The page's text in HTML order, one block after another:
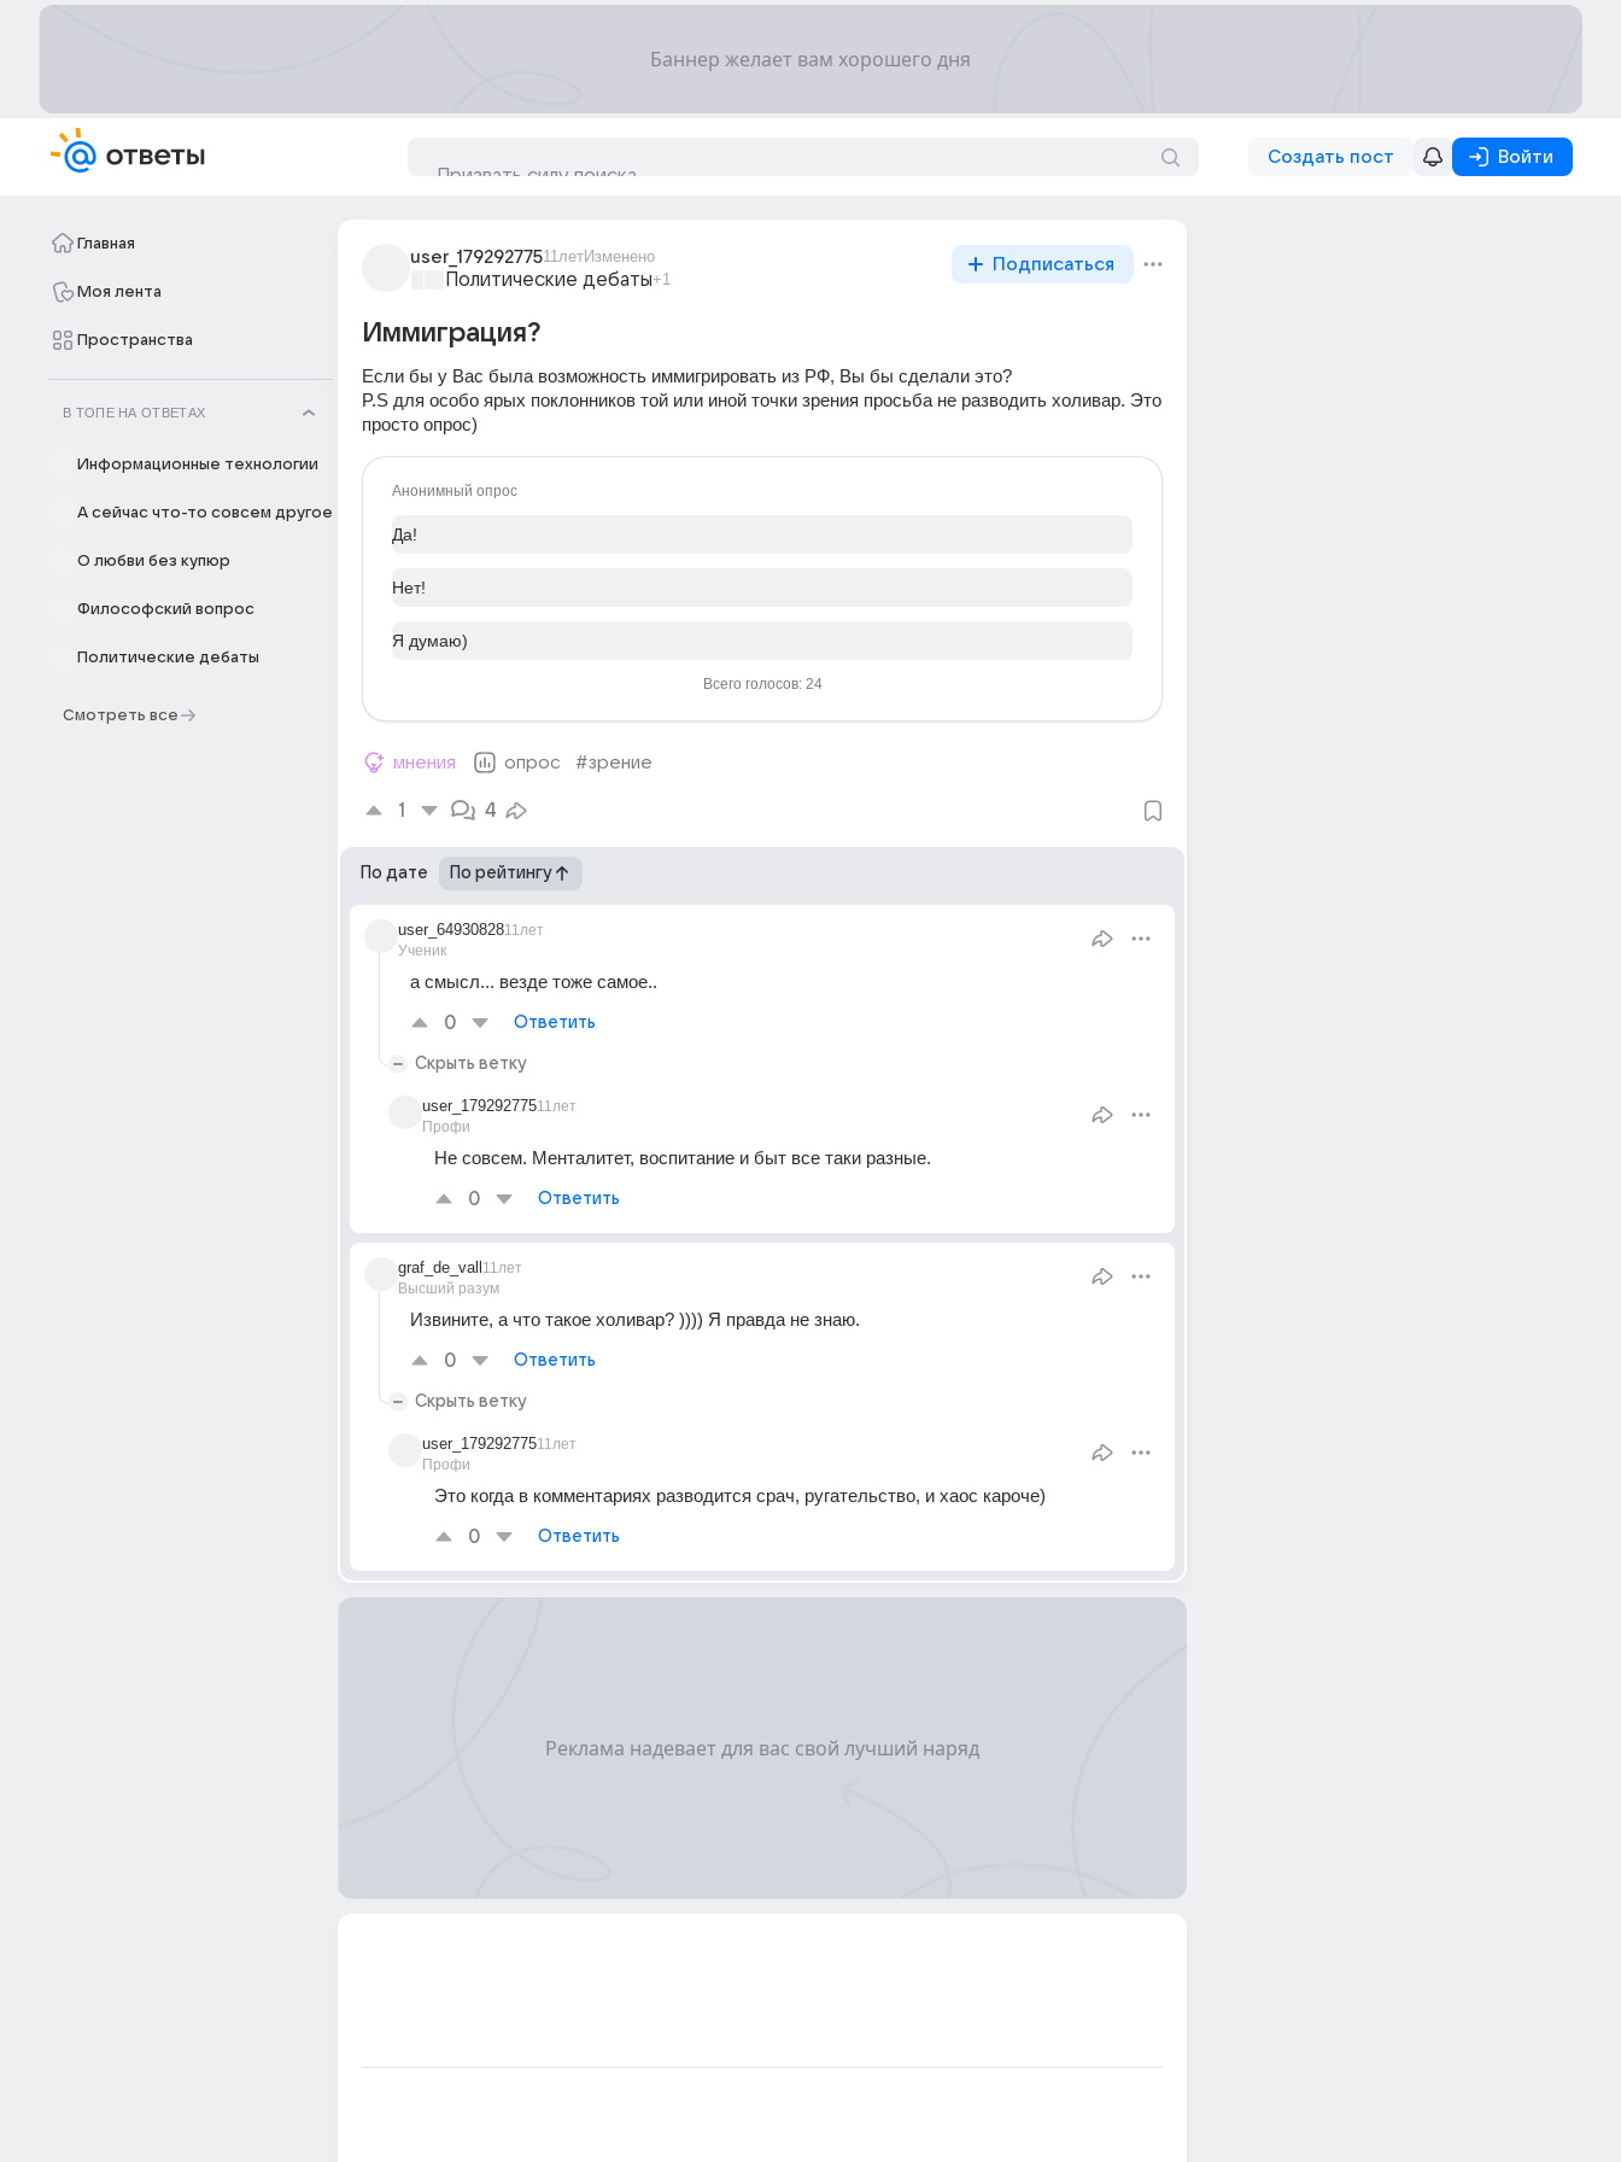
Создать пост Войти
Главная
Моя лента
Пространства
В ТОПЕ НА ОТВЕТАХ
Информационные технологии
А сейчас что-то совсем другое
О любви без купюр
Философский вопрос
Политические дебаты
Смотреть все
user_17929277511летИзменено
Политические дебаты+1
Подписаться
Иммиграция?
Если бы у Вас была возможность иммигрировать из РФ, Вы бы сделали это?
P.S для особо ярых поклонников той или иной точки зрения просьба не разводить холивар. Это
просто опрос)
Анонимный опрос
Да!
Нет!
Я думаю)
Всего голосов: 24
мнения опрос #зрение
1 4
По дате По рейтингу
user_64930828
Ученик
11лет
а смысл... везде тоже самое..
0 Ответить
Скрыть ветку
user_179292775
Профи
11лет
Не совсем. Менталитет, воспитание и быт все таки разные.
0 Ответить
graf_de_vall
Высший разум
11лет
Извините, а что такое холивар? )))) Я правда не знаю.
0 Ответить
Скрыть ветку
user_179292775
Профи
11лет
Это когда в комментариях разводится срач, ругательство, и хаос кароче)
0 Ответить